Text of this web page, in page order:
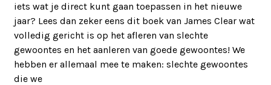
iets wat je direct kunt gaan toepassen in het nieuwe
jaar? Lees dan zeker eens dit boek van James Clear wat
volledig gericht is op het afleren van slechte
gewoontes en het aanleren van goede gewoontes! We
hebben er allemaal mee te maken: slechte gewoontes
die we